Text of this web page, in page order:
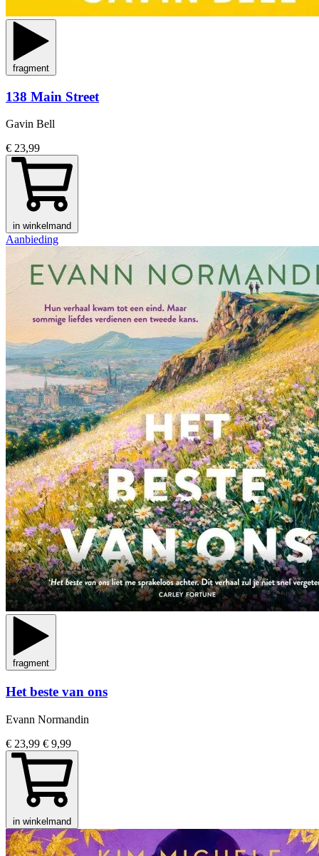
fragment
138 Main Street
Gavin Bell
€ 23,99
in winkelmand
Aanbieding
fragment
Het beste van ons
Evann Normandin
€ 23,99 € 9,99
in winkelmand